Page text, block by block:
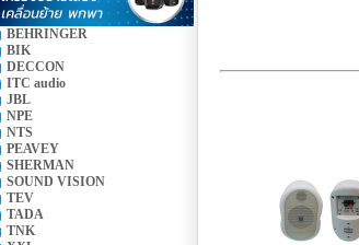
BEHRINGER
BIK
DECCON
ITC audio
JBL
NPE
NTS
PEAVEY
SHERMAN
SOUND VISION
TEV
TADA
TNK